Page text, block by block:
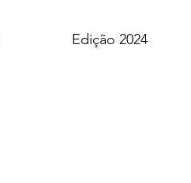
Edição 2024